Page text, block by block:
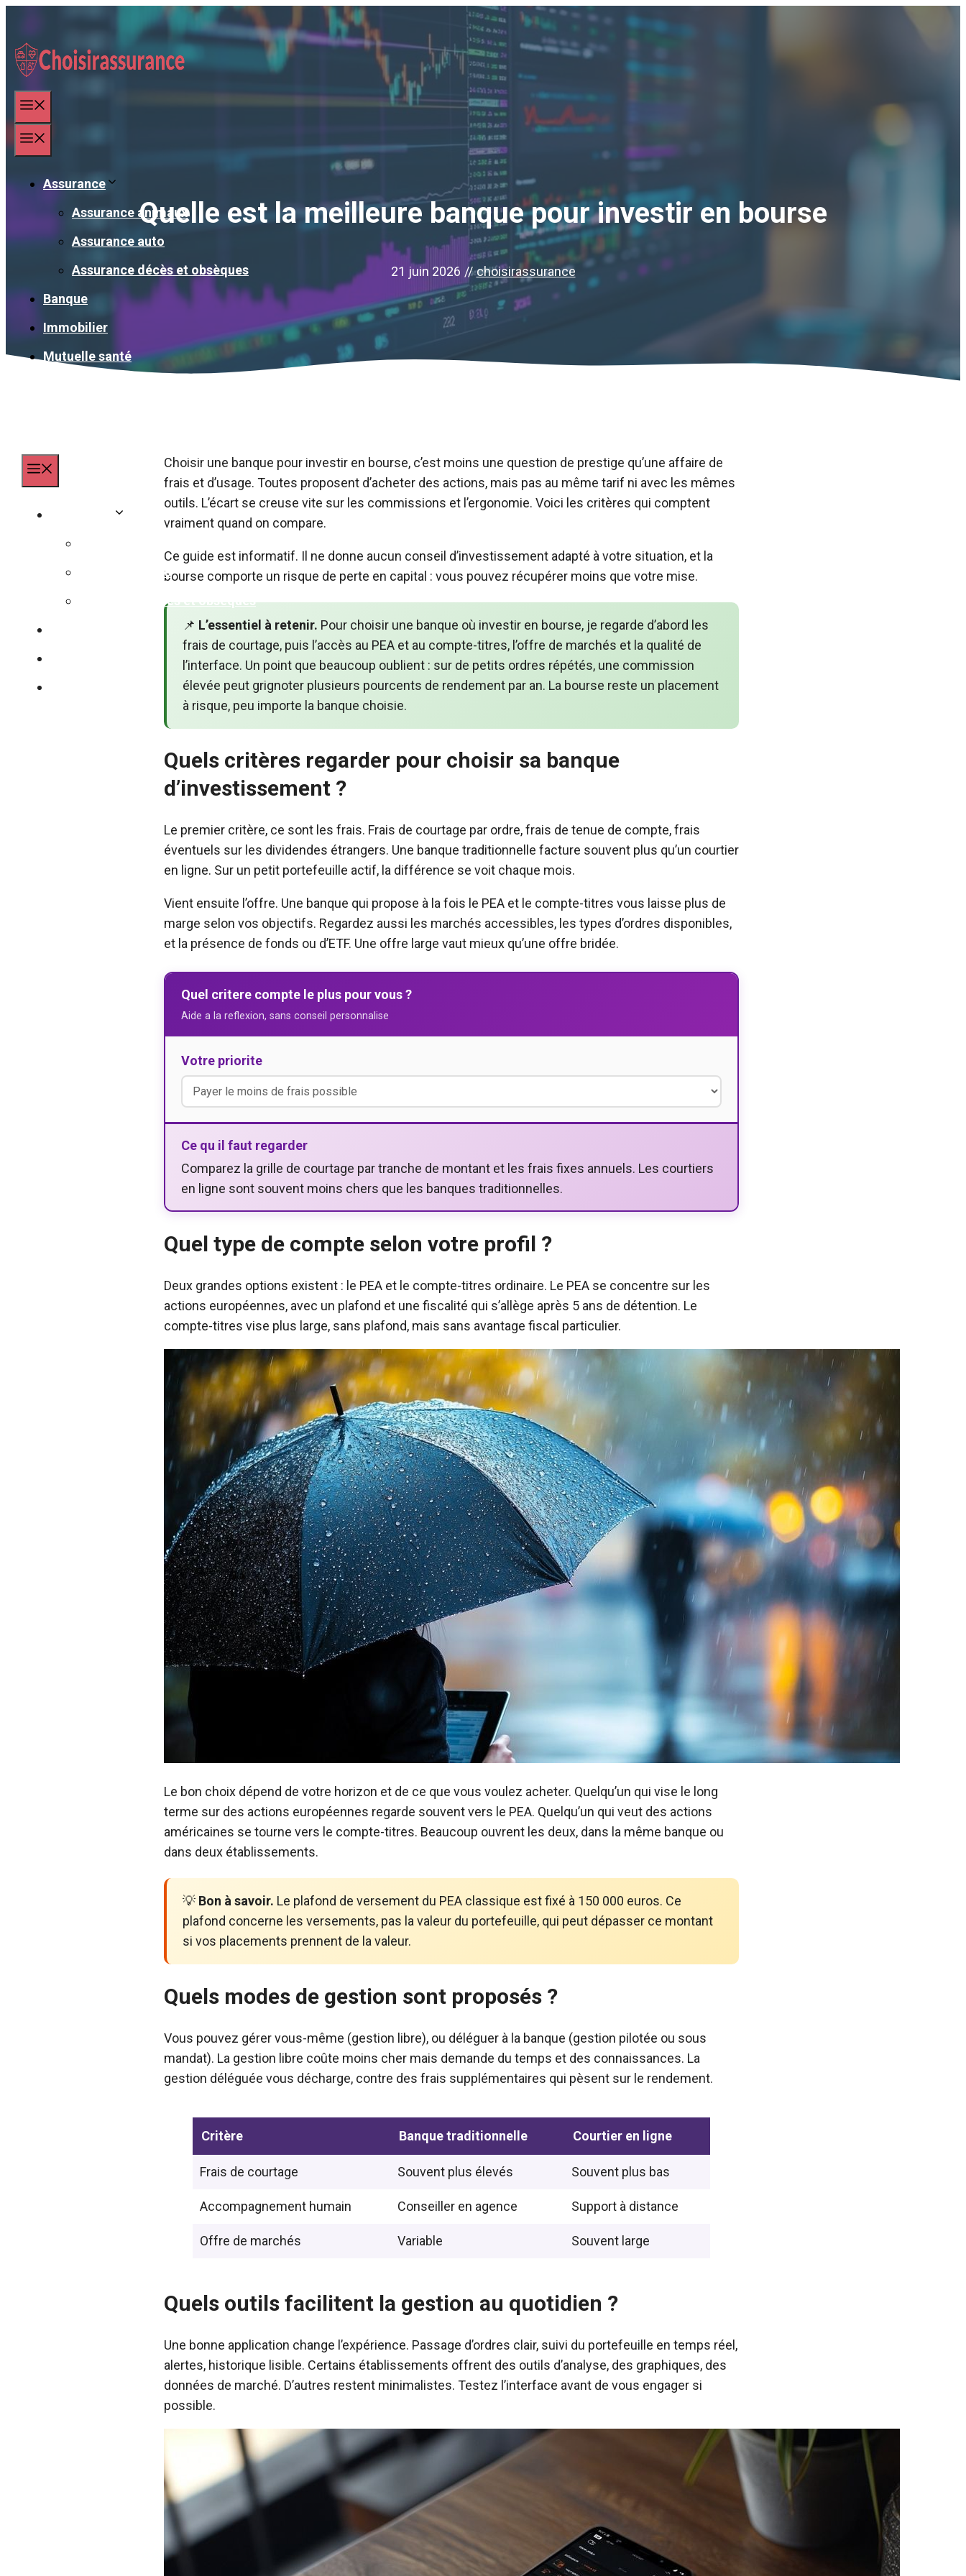
contenu
Assurance
Assurance animaux
Assurance auto
Assurance décès et obsèques
Banque
Immobilier
Mutuelle santé
Assurance auto
Assurance décès et obsèques
Quelle est la meilleure banque pour investir en bourse
21 juin 2026 // choisirassurance
Choisir une banque pour investir en bourse, c’est moins une question de prestige qu’une affaire de
frais et d’usage. Toutes proposent d’acheter des actions, mais pas au même tarif ni avec les mêmes
outils. L’écart se creuse vite sur les commissions et l’ergonomie. Voici les critères qui comptent
vraiment quand on compare.
Ce guide est informatif. Il ne donne aucun conseil d’investissement adapté à votre situation, et la
bourse comporte un risque de perte en capital : vous pouvez récupérer moins que votre mise.
📌 L’essentiel à retenir. Pour choisir une banque où investir en bourse, je regarde d’abord les
frais de courtage, puis l’accès au PEA et au compte-titres, l’offre de marchés et la qualité de
l’interface. Un point que beaucoup oublient : sur de petits ordres répétés, une commission
élevée peut grignoter plusieurs pourcents de rendement par an. La bourse reste un placement
à risque, peu importe la banque choisie.
Quels critères regarder pour choisir sa banque
d’investissement ?
Le premier critère, ce sont les frais. Frais de courtage par ordre, frais de tenue de compte, frais
éventuels sur les dividendes étrangers. Une banque traditionnelle facture souvent plus qu’un courtier
en ligne. Sur un petit portefeuille actif, la différence se voit chaque mois.
Vient ensuite l’offre. Une banque qui propose à la fois le PEA et le compte-titres vous laisse plus de
marge selon vos objectifs. Regardez aussi les marchés accessibles, les types d’ordres disponibles,
et la présence de fonds ou d’ETF. Une offre large vaut mieux qu’une offre bridée.
Quel critere compte le plus pour vous ?
Aide a la reflexion, sans conseil personnalise
Votre priorite
Ce qu il faut regarder
Comparez la grille de courtage par tranche de montant et les frais fixes annuels. Les courtiers
en ligne sont souvent moins chers que les banques traditionnelles.
Quel type de compte selon votre profil ?
Deux grandes options existent : le PEA et le compte-titres ordinaire. Le PEA se concentre sur les
actions européennes, avec un plafond et une fiscalité qui s’allège après 5 ans de détention. Le
compte-titres vise plus large, sans plafond, mais sans avantage fiscal particulier.
Le bon choix dépend de votre horizon et de ce que vous voulez acheter. Quelqu’un qui vise le long
terme sur des actions européennes regarde souvent vers le PEA. Quelqu’un qui veut des actions
américaines se tourne vers le compte-titres. Beaucoup ouvrent les deux, dans la même banque ou
dans deux établissements.
💡 Bon à savoir. Le plafond de versement du PEA classique est fixé à 150 000 euros. Ce
plafond concerne les versements, pas la valeur du portefeuille, qui peut dépasser ce montant
si vos placements prennent de la valeur.
Quels modes de gestion sont proposés ?
Vous pouvez gérer vous-même (gestion libre), ou déléguer à la banque (gestion pilotée ou sous
mandat). La gestion libre coûte moins cher mais demande du temps et des connaissances. La
gestion déléguée vous décharge, contre des frais supplémentaires qui pèsent sur le rendement.
Critère Banque traditionnelle Courtier en ligne
Frais de courtage Souvent plus élevés Souvent plus bas
Accompagnement humain Conseiller en agence Support à distance
Offre de marchés Variable Souvent large
Quels outils facilitent la gestion au quotidien ?
Une bonne application change l’expérience. Passage d’ordres clair, suivi du portefeuille en temps réel,
alertes, historique lisible. Certains établissements offrent des outils d’analyse, des graphiques, des
données de marché. D’autres restent minimalistes. Testez l’interface avant de vous engager si
possible.